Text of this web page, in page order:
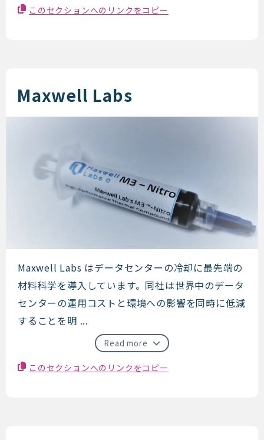
このセクションへのリンクをコピー
Maxwell Labs
Maxwell Labs
Maxwell Labs はデータセンターの冷却に最先端の
材料科学を導入しています。同社は世界中のデータ
センターの運用コストと環境への影響を同時に低減
することを明 ...
Read more
このセクションへのリンクをコピー